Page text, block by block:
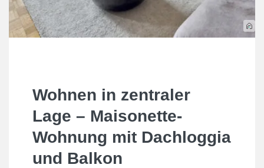
Wohnen in zentraler
Lage – Maisonette-
Wohnung mit Dachloggia
und Balkon